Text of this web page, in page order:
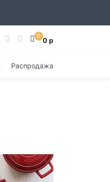
0 0 р
Распродажа